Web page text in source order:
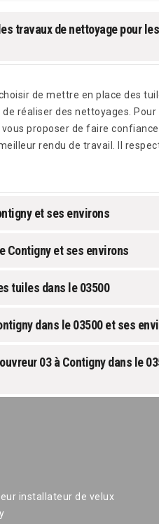
travaux de nettoyage pour
de mettre en place des
réaliser des nettoyages. Pour
proposer de faire confiance
rendu de travail. Il
et ses environs
Contigny et ses environs
tuiles dans le 03500
dans le 03500 et ses
03 à Contigny dans le
installateur de velux